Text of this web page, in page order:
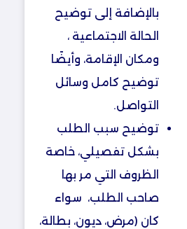
بالإضافة إلى توضيح
الحالة الاجتماعية ،
ومكان الإقامة، وأيضًا
توضيح كامل وسائل
التواصل.
توضيح سبب الطلب
بشكل تفصيلي، خاصة
الظروف التي مر بها
صاحب الطلب، سواء
كان (مرض، ديون، بطالة،